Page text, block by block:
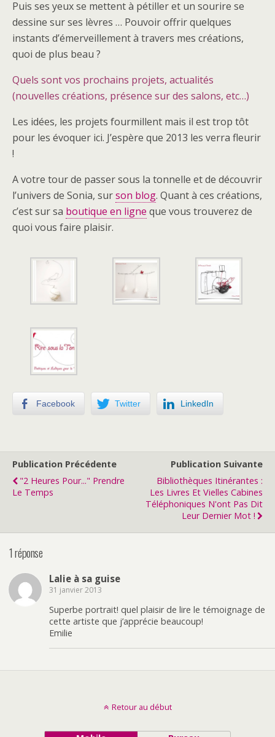
Puis ses yeux se mettent à pétiller et un sourire se
dessine sur ses lèvres … Pouvoir offrir quelques
instants d’émerveillement à travers mes créations,
quoi de plus beau ?
Quels sont vos prochains projets, actualités
(nouvelles créations, présence sur des salons, etc…)
Les idées, les projets fourmillent mais il est trop tôt
pour les évoquer ici. J’espère que 2013 les verra fleurir
!
A votre tour de passer sous la tonnelle et de découvrir
l’univers de Sonia, surson blog. Quant à ces créations,
c’est sur sa boutique en ligne que vous trouverez de
quoi vous faire plaisir.
Facebook Twitter LinkedIn
Publication Précédente
"2 Heures Pour..." Prendre
Le Temps
Publication Suivante
Bibliothèques Itinérantes :
Les Livres Et Vielles Cabines
Téléphoniques N'ont Pas Dit
Leur Dernier Mot !
1 réponse
Lalie à sa guise
31 janvier 2013
Superbe portrait! quel plaisir de lire le témoignage de
cette artiste que j’apprécie beaucoup!
Emilie
Retour au début